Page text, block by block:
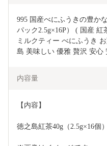
995 国産べにふうきの豊か
パック2.5g×16P） ( 国産 紅
ミルクティー べにふうき
島 美味しい 優雅 贅沢 安心
内容量
【内容】
徳之島紅茶40g（2.5g×16個）